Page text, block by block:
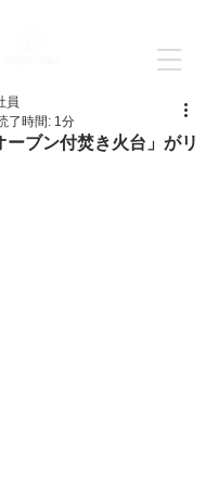
ーブン付焚き火台」がリ
員
了時間: 1分